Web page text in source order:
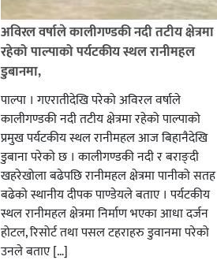
अविरल वर्षाले कालीगण्डकी नदी तटीय क्षेत्रमा
रहेको पाल्पाको पर्यटकीय स्थल रानीमहल
डुबानमा,
पाल्पा । गएरातीदेखि परेको अविरल वर्षाले
कालीगण्डकी नदी तटीय क्षेत्रमा रहेको पाल्पाको
प्रमुख पर्यटकीय स्थल रानीमहल आज बिहानैदेखि
डुबाना परेको छ । कालीगण्डकी नदी र बराङ्दी
खहरेखोला बढेपछि रानीमहल क्षेत्रमा पानीको सतह
बढेको स्थानीय दीपक पाण्डेयले बताए । पर्यटकीय
स्थल रानीमहल क्षेत्रमा निर्माण भएका आधा दर्जन
होटल, रिसोर्ट तथा पसल टहराहरु डुवानमा परेको
उनले बताए […]